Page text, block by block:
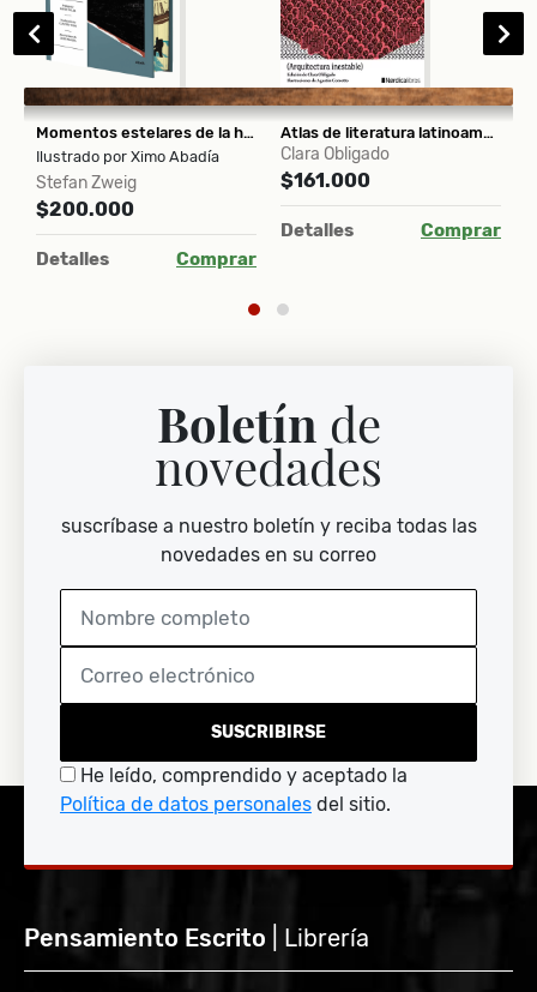
Momentos estelares de la humanidad (Panorama)
Ilustrado por Ximo Abadía
Stefan Zweig
$200.000
Detalles Comprar
Atlas de literatura latinoamericana (Arquitectura inestable)
Clara Obligado
$161.000
Detalles Comprar
Boletín de
novedades
suscríbase a nuestro boletín y reciba todas las
novedades en su correo
SUSCRIBIRSE
He leído, comprendido y aceptado la
Política de datos personales del sitio.
Pensamiento Escrito | Librería